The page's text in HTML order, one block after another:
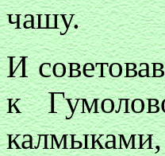
чашу.
И
к